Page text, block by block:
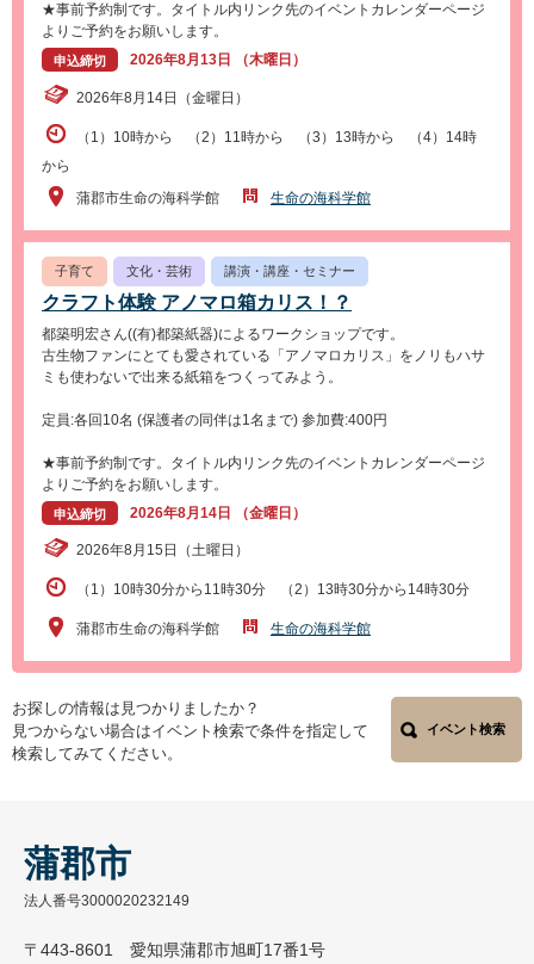
★事前予約制です。タイトル内リンク先のイベントカレンダーページ
よりご予約をお願いします。
申込締切 2026年8月13日 （木曜日）
2026年8月14日（金曜日）
（1）10時から （2）11時から （3）13時から （4）14時
から
蒲郡市生命の海科学館
生命の海科学館
子育て 文化・芸術 講演・講座・セミナー
クラフト体験 アノマロ箱カリス！？
都築明宏さん((有)都築紙器)によるワークショップです。
古生物ファンにとても愛されている「アノマロカリス」をノリもハサ
ミも使わないで出来る紙箱をつくってみよう。
定員:各回10名 (保護者の同伴は1名まで) 参加費:400円
★事前予約制です。タイトル内リンク先のイベントカレンダーページ
よりご予約をお願いします。
申込締切 2026年8月14日 （金曜日）
2026年8月15日（土曜日）
（1）10時30分から11時30分 （2）13時30分から14時30分
蒲郡市生命の海科学館 生命の海科学館
お探しの情報は見つかりましたか？
見つからない場合はイベント検索で条件を指定して
検索してみてください。
イベント検索
蒲郡市
法人番号3000020232149
〒443-8601 愛知県蒲郡市旭町17番1号